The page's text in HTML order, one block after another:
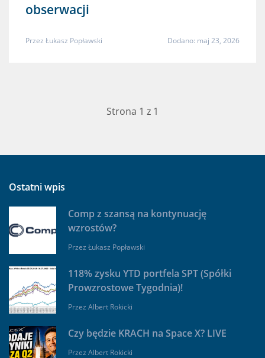
obserwacji
Przez Łukasz Popławski Dodano: maj 23, 2026
Strona 1 z 1
Ostatni wpis
Comp z szansą na kontynuację
wzrostów?
Przez Łukasz Popławski
118% zysku YTD portfela SPT (Spółki
Prowzrostowe Tygodnia)!
Przez Albert Rokicki
Czy będzie KRACH na Space X? LIVE
Przez Albert Rokicki